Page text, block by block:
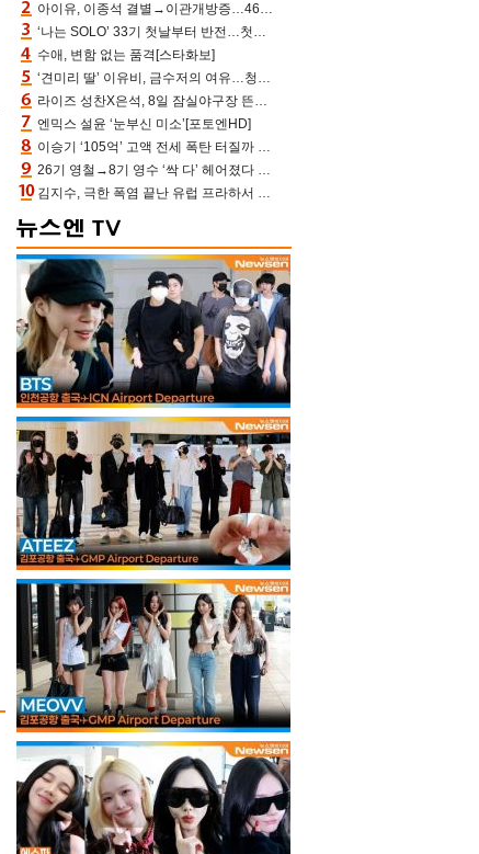
아이유, 이종석 결별→이관개방증…46장 꽉 채운 유애나 ♥ “열심히 사는 중”
‘나는 SOLO’ 33기 첫날부터 반전…첫인상 0표 영호, 호감남 급부상
수애, 변함 없는 품격[스타화보]
‘견미리 딸’ 이유비, 금수저의 여유…청순 미모에 반전 슬림 라인
라이즈 성찬X은석, 8일 잠실야구장 뜬다…시구 시타+특별공연까지
엔믹스 설윤 ‘눈부신 미소’[포토엔HD]
이승기 ‘105억’ 고액 전세 폭탄 터질까 “차가원 측이 돈 준다고, 약속 안 지키면 법적 조치”
26기 영철→8기 영수 ‘싹 다’ 헤어졌다 ‘나솔사계’ 충격의 현커 0쌍 (촌장TV)
김지수, 극한 폭염 끝난 유럽 프라하서 쾌적한 여름나기 “선풍기만으로 지내”